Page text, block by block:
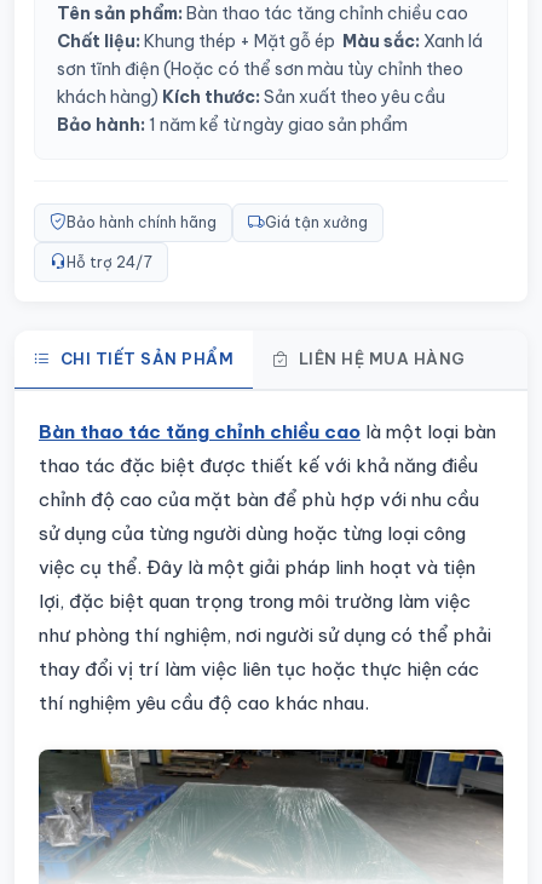
Tên sản phẩm: Bàn thao tác tăng chỉnh chiều cao
Chất liệu: Khung thép + Mặt gỗ ép Màu sắc: Xanh lá
sơn tĩnh điện (Hoặc có thể sơn màu tùy chỉnh theo
khách hàng) Kích thước: Sản xuất theo yêu cầu
Bảo hành: 1 năm kể từ ngày giao sản phẩm
Bảo hành chính hãng Giá tận xưởng
Hỗ trợ 24/7
CHI TIẾT SẢN PHẨM LIÊN HỆ MUA HÀNG
Chi tiết sản phẩm
Bàn thao tác tăng chỉnh chiều cao là một loại bàn
thao tác đặc biệt được thiết kế với khả năng điều
chỉnh độ cao của mặt bàn để phù hợp với nhu cầu
sử dụng của từng người dùng hoặc từng loại công
việc cụ thể. Đây là một giải pháp linh hoạt và tiện
lợi, đặc biệt quan trọng trong môi trường làm việc
như phòng thí nghiệm, nơi người sử dụng có thể phải
thay đổi vị trí làm việc liên tục hoặc thực hiện các
thí nghiệm yêu cầu độ cao khác nhau.